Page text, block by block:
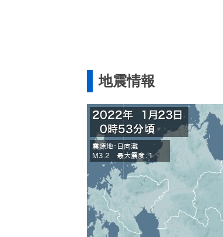
地震情報